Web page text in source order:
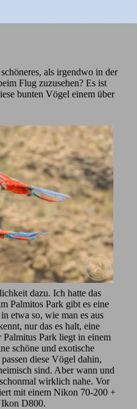
als irgendwo in der
Flug zuzusehen? Es ist
bunten Vögel einem über
dazu. Ich hatte das
Palmitos Park gibt es eine
etwa so, wie man es aus
nur das es halt, eine
Park liegt in einem
schöne und exotische
diese Vögel dahin,
sind. Aber wann und
wirklich nahe. Vor
mit einem Nikon 70-200 +
D800.